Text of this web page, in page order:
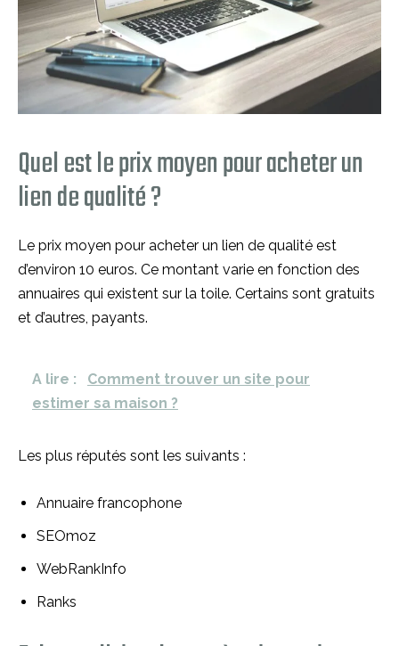
Quel est le prix moyen pour acheter un
lien de qualité ?
Le prix moyen pour acheter un lien de qualité est
d’environ 10 euros. Ce montant varie en fonction des
annuaires qui existent sur la toile. Certains sont gratuits
et d’autres, payants.
A lire :
Comment trouver un site pour
estimer sa maison ?
Les plus réputés sont les suivants :
Annuaire francophone
SEOmoz
WebRankInfo
Ranks